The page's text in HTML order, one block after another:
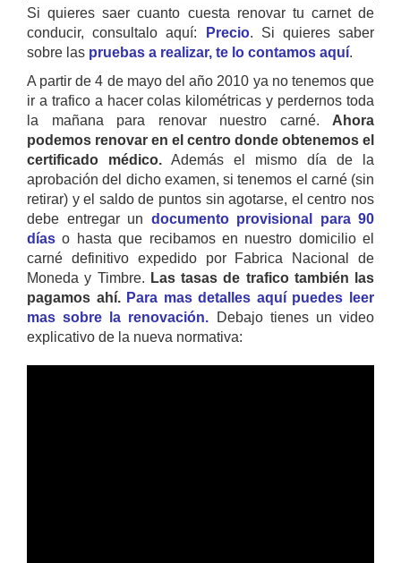
Si quieres saer cuanto cuesta renovar tu carnet de
conducir, consultalo aquí:
Precio. Si quieres saber
sobre las pruebas a realizar, te lo contamos aquí.
A partir de 4 de mayo del año 2010 ya no tenemos que
ir a trafico a hacer colas kilométricas y perdernos toda
la mañana para renovar nuestro carné. Ahora
podemos renovar en el centro donde obtenemos el
certificado médico. Además el mismo día de la
aprobación del dicho examen, si tenemos el carné (sin
retirar) y el saldo de puntos sin agotarse, el centro nos
debe entregar un documento provisional para 90
días o hasta que recibamos en nuestro domicilio el
carné definitivo expedido por Fabrica Nacional de
Moneda y Timbre. Las tasas de trafico también las
pagamos ahí. Para mas detalles aquí puedes leer
mas sobre la renovación. Debajo tienes un video
explicativo de la nueva normativa: